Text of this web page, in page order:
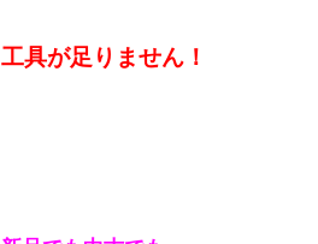
工具が足りません！